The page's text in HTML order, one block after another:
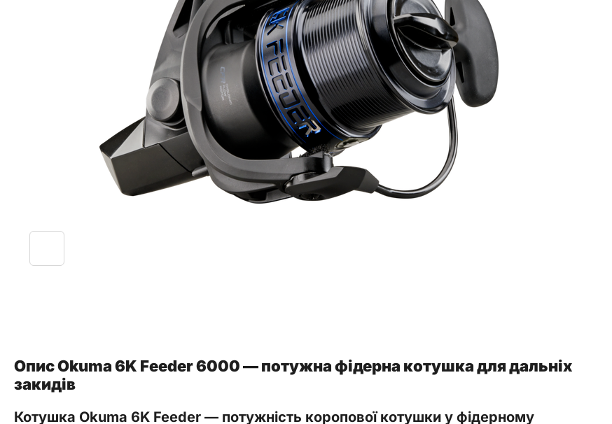
Опис Okuma 6K Feeder 6000 — потужна фідерна котушка для дальніх
закидів
Котушка Okuma 6K Feeder — потужність коропової котушки у фідерному